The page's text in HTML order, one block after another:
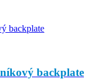
backplate